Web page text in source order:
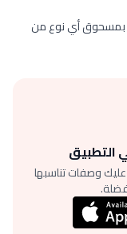
بمسحوق أي نوع من
التطبيق
وصفات تناسبها